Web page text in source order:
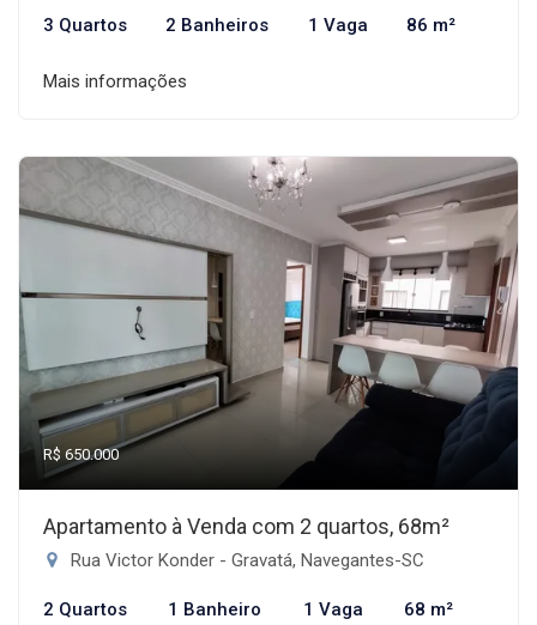
3 Quartos 2 Banheiros 1 Vaga 86 m²
Mais informações
R$ 650.000
Apartamento à Venda com 2 quartos, 68m²
Rua Victor Konder - Gravatá, Navegantes-SC
2 Quartos 1 Banheiro 1 Vaga 68 m²